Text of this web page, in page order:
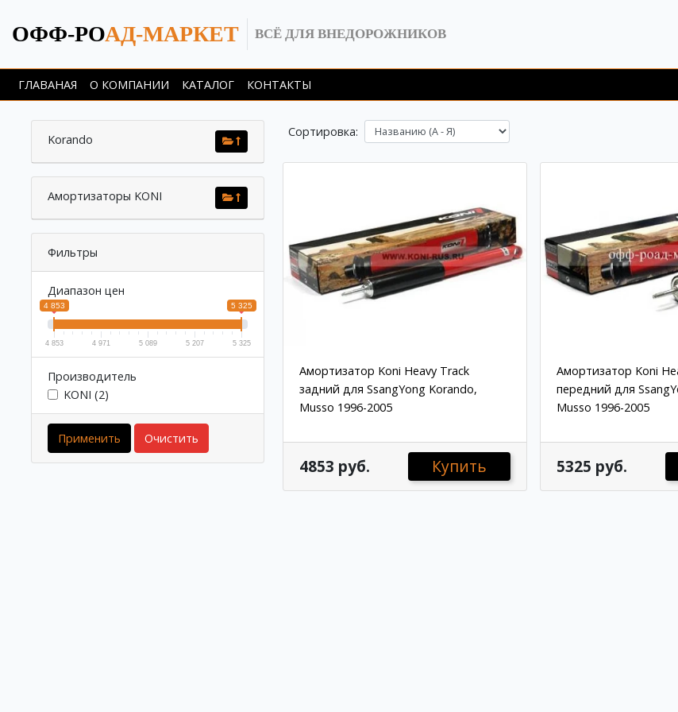
ОФФ-РОАД-МАРКЕТ ВСЁ ДЛЯ ВНЕДОРОЖНИКОВ
ГЛАВАНАЯ О КОМПАНИИ КАТАЛОГ КОНТАКТЫ
Korando
Амортизаторы KONI
Фильтры
Диапазон цен
4 853 5 325
4 853 4 971 5 089 5 207 5 325
Производитель
KONI (2)
Применить Очистить
Сортировка:
Амортизатор Koni Heavy Track
задний для SsangYong Korando,
Musso 1996-2005
4853 руб. Купить
Амортизатор Koni
передний для
Musso 1996-2005
5325 руб.